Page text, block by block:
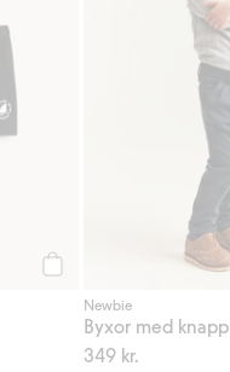
Newbie
Byxor med knapp
349 kr.